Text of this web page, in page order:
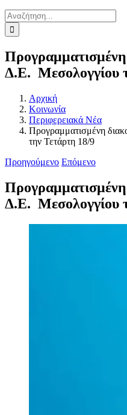
Αναζήτηση
για:
Δ.Ε. Μεσολογγίου
Αρχική
Κοινωνία
Περιφερειακά Νέα
Προγραμματισμένη
την Τετάρτη 18/9
Προηγούμενο Επόμενο
Δ.Ε. Μεσολογγίου